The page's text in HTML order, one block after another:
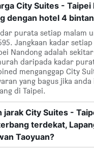
City Suites - Taipei
dengan hotel 4
purata setiap malam
Jangkaan kadar
Nandong adalah
daripada kadar
menganggap City
yang bagus jika
di Taipei.
jarak City Suites -
terdekat,
Taoyuan?